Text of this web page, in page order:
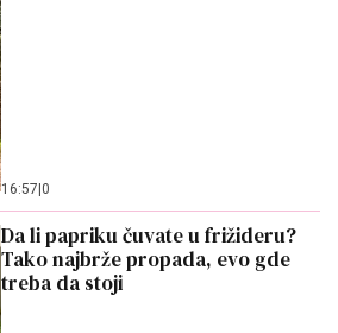
16:57 0
Da li papriku čuvate u frižideru?
Tako najbrže propada, evo gde
treba da stoji